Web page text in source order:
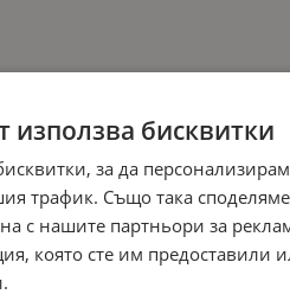
използва бисквитки
за да
трафик. Също така
с нашите партньори за
която сте им предоставили